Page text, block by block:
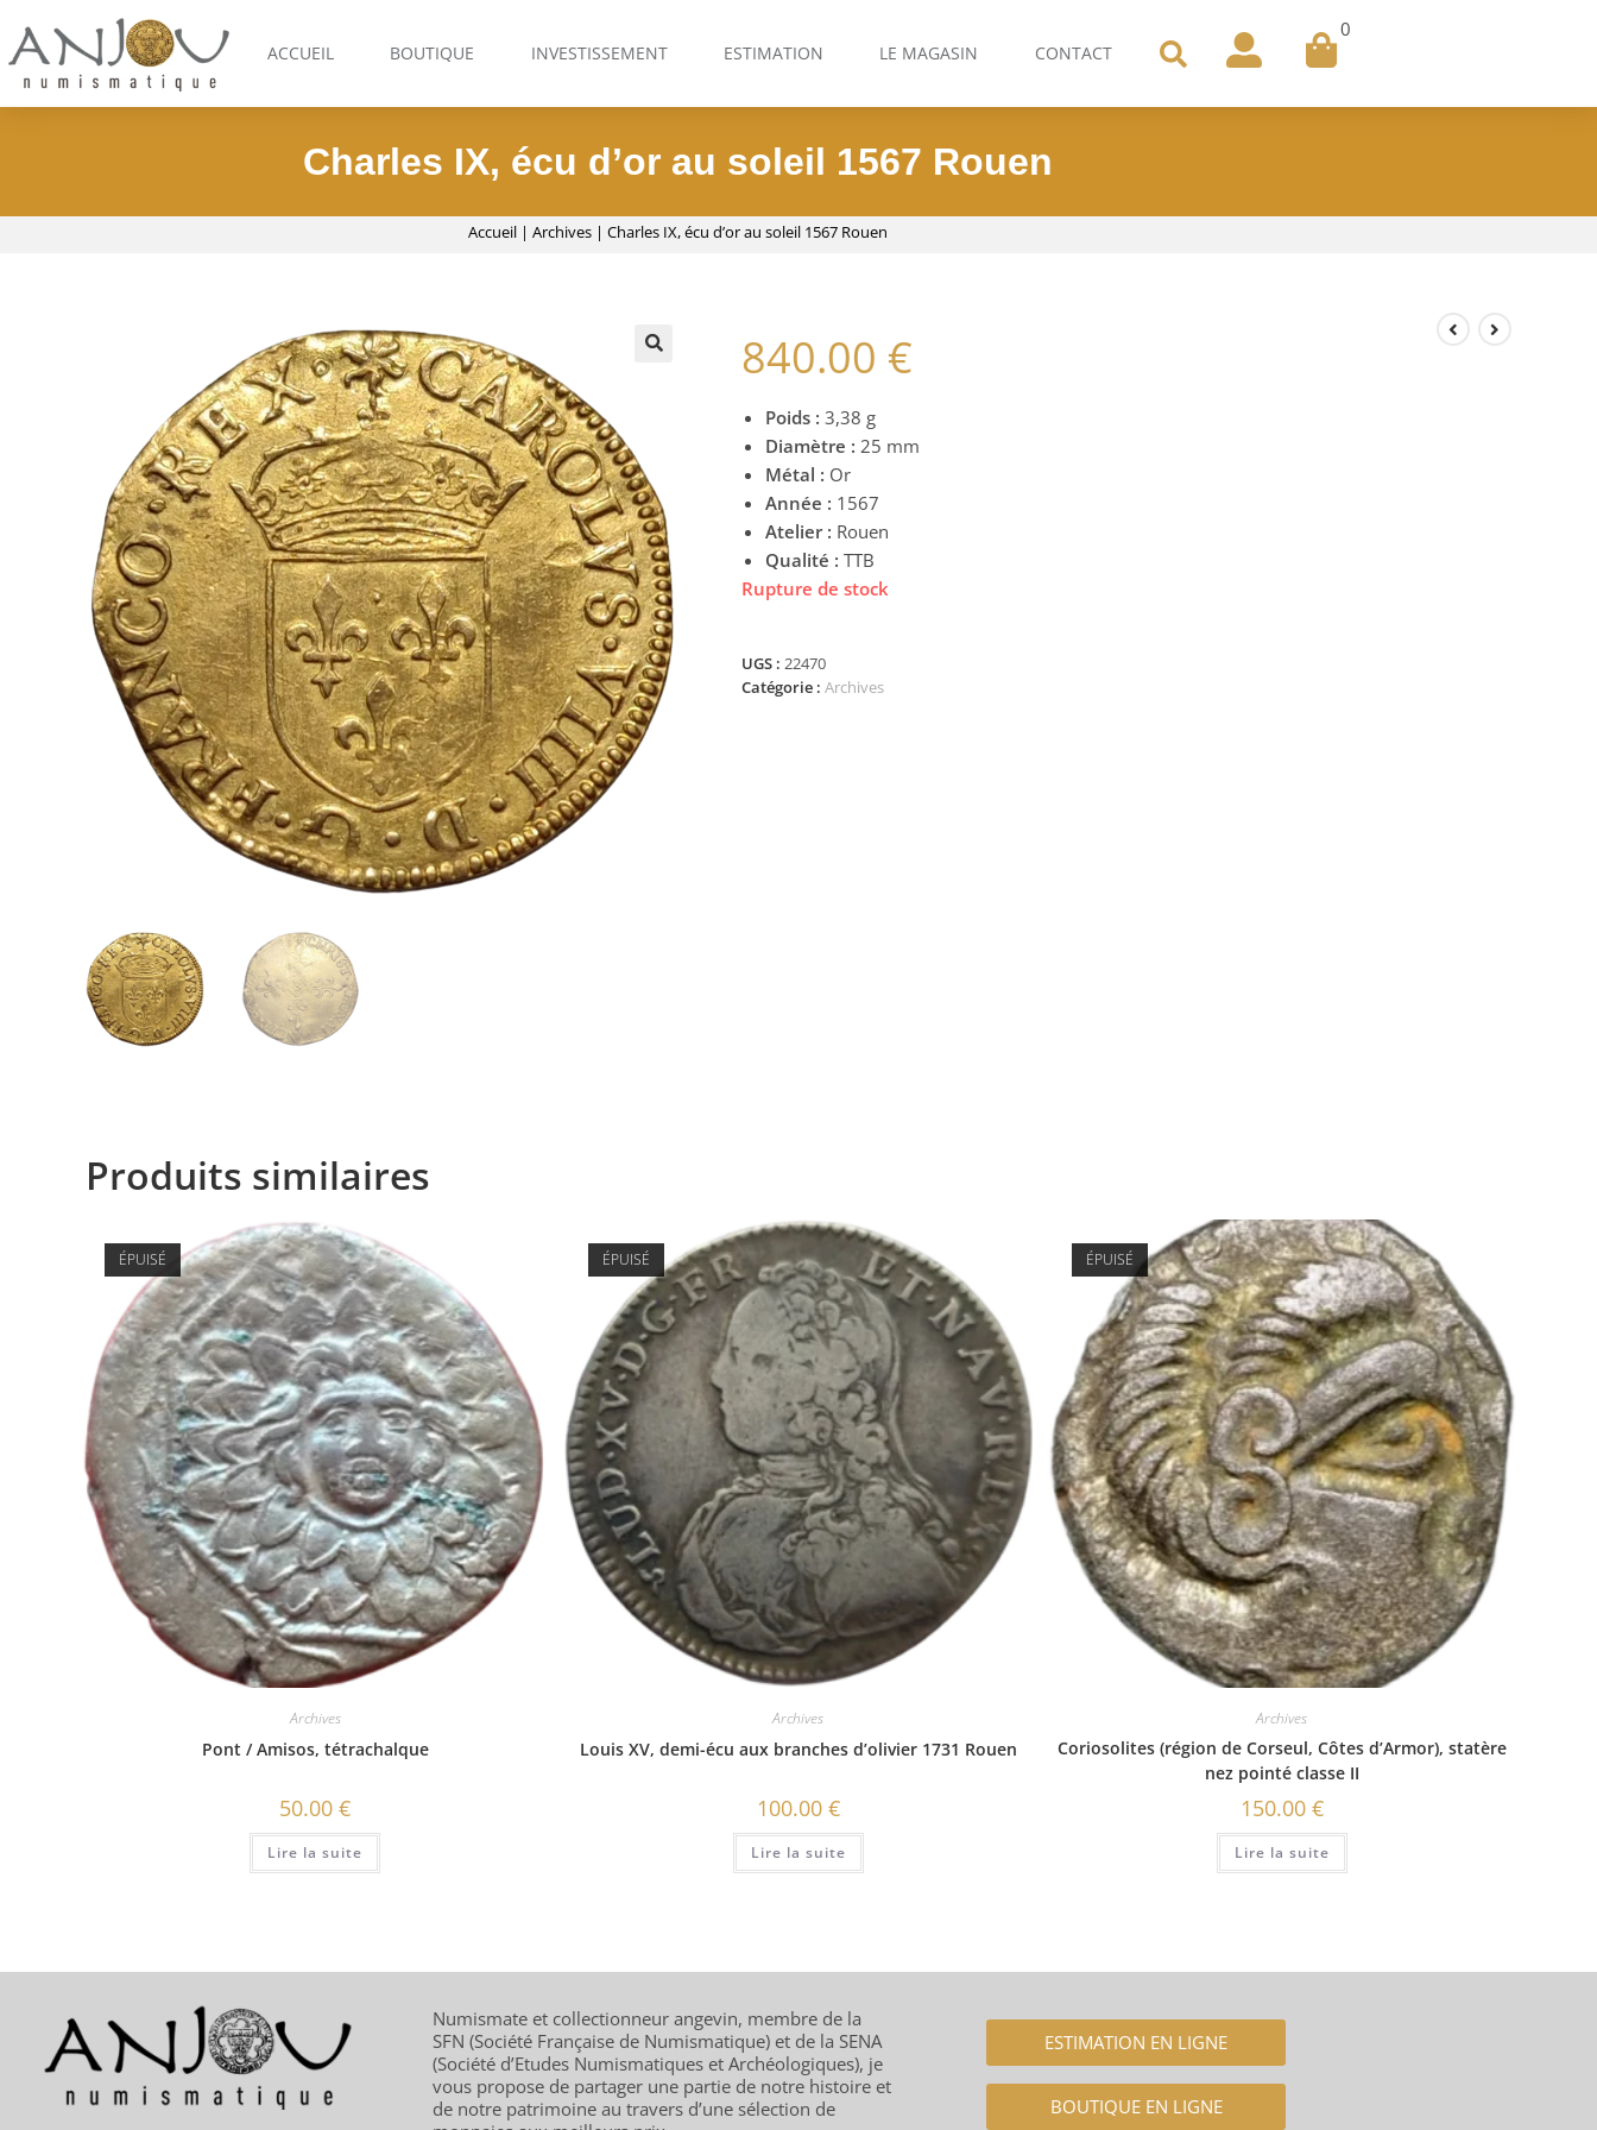
ACCUEIL BOUTIQUE INVESTISSEMENT ESTIMATION LE MAGASIN CONTACT
0
Charles IX, écu d’or au soleil 1567 Rouen
Accueil| Archives| Charles IX, écu d’or au soleil 1567 Rouen
840.00 €
Poids : 3,38 g
Diamètre : 25 mm
Métal : Or
Année : 1567
Atelier : Rouen
Qualité : TTB
Rupture de stock
UGS : 22470
Catégorie : Archives
Produits similaires
ÉPUISÉ
Archives
Pont / Amisos, tétrachalque
50.00€
Lire la suite
ÉPUISÉ
Archives
Louis XV, demi-écu aux branches d’olivier 1731 Rouen
100.00 €
Lire la suite
ÉPUISÉ
Archives
Coriosolites (région de Corseul, Côtes d’Armor), statère
nez pointé classe II
150.00 €
Lire la suite
Numismate et collectionneur angevin, membre de la
SFN (Société Française de Numismatique) et de la SENA
(Société d’Etudes Numismatiques et Archéologiques), je
vous propose de partager une partie de notre histoire et
de notre patrimoine au travers d’une sélection de
ESTIMATION EN LIGNE
BOUTIQUE EN LIGNE